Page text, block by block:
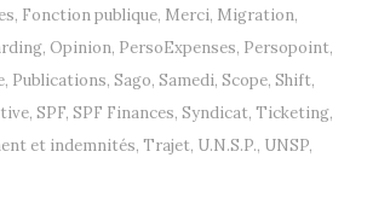
, Fonction publique, Merci, Migration,
, Opinion, PersoExpenses, Persopoint,
, Publications, Sago, Samedi, Scope, Shift,
, SPF, SPF Finances, Syndicat, Ticketing,
et indemnités, Trajet, U.N.S.P., UNSP,